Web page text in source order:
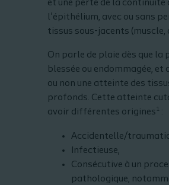
et une perte de la continuité
l’épithélium, avec ou sans
tissus sous-jacents (muscle,
On parle de plaie dès que la
blessée ou endommagée, et
ou non une atteinte des
profonds. Cette atteinte
avoir différentes origines 1 :
Accidentelle/
Infectieuse,
Consécutive à un
pathologique,